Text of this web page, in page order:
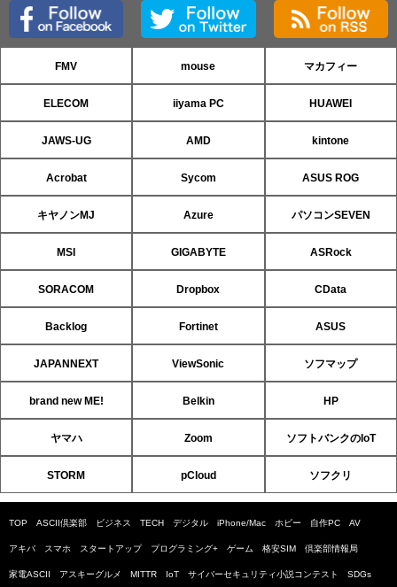
FMV mouse マカフィー
ELECOM iiyama PC HUAWEI
JAWS-UG AMD kintone
Acrobat Sycom ASUS ROG
キヤノンMJ Azure パソコンSEVEN
MSI GIGABYTE ASRock
SORACOM Dropbox CData
Backlog Fortinet ASUS
JAPANNEXT ViewSonic ソフマップ
brand new ME! Belkin HP
ヤマハ Zoom ソフトバンクのIoT
STORM pCloud ソフクリ
TOP ASCII倶楽部 ビジネス TECH デジタル iPhone/Mac ホビー 自作PC AV
アキバ スマホ スタートアップ プログラミング+ ゲーム 格安SIM 倶楽部情報局
家電ASCII アスキーグルメ MITTR IoT サイバーセキュリティ小説コンテスト SDGs